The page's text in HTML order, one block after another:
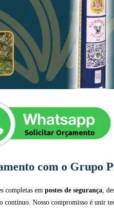
com o Grupo
completas em postes de segurança,
contínuo. Nosso compromisso é unir